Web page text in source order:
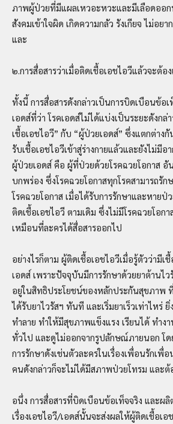
ภาพผู้ป่วยที่มีแผลเหวอะหวะและมีเลือดออก
สังคมเข้าใจผิด เกิดความกลัว รังเกียจ ไม่อยา
และ
๒.การสื่อสารว่าเมื่อติดเชื้อเอชไอวีแล้วจะต้
ทั้งนี้ การสื่อสารดังกล่าวเป็นการบิดเบือนข้อเ
เอดส์ที่ว่า โรคเอดส์ไม่ได้แบ่งเป็นระยะดังก
เชื้อเอชไอวี” กับ “ผู้ป่วยเอดส์” ซึ่งแตกต่าง
รับเชื้อเอชไอวีเข้าสู่ร่างกายแล้วและยังไม่มี
ผู้ป่วยเอดส์ คือ ผู้ที่ป่วยด้วยโรคฉวยโอกาส อั
บกพร่อง ซึ่งโรคฉวยโอกาสทุกโรคสามารถรั
โรคฉวยโอกาส เมื่อได้รับการรักษาและหาย
ติดเชื้อเอชไอวี ตามเดิม ซึ่งไม่มีโรคฉวยโอก
เหมือนที่ละครได้สื่อสารออกไป
อย่างไรก็ตาม ผู้ติดเชื้อเอชไอวีเมื่อรู้ตัวว่ามีเ
เอดส์ เพราะปัจจุบันมีการรักษาด้วยยาต้านไ
อยู่ในสิทธิประโยชน์ของหลักประกันสุขภาพ
ได้รับยาไวรัสฯ ทันที และเริ่มยาเร็วเท่าไหร่
ทำลาย ทำให้มีสุขภาพแข็งแรง เรียนได้ ทำง
ทั่วไป และดูไม่ออกจากรูปลักษณ์ภายนอก โด
การรักษาดังเช่นตัวละครในเรื่องเพื่อนรักเพื่
คนดังกล่าวก็จะไม่ได้มีสภาพป่วยโทรม และต้
อนึ่ง การสื่อสารที่บิดเบือนข้อเท็จจริง และผลิ
เรื่องเอชไอวี/เอดส์นั้นจะส่งผลให้ผู้ติดเชื้อเอ